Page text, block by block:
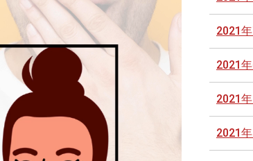
2021
2021
2021
2021